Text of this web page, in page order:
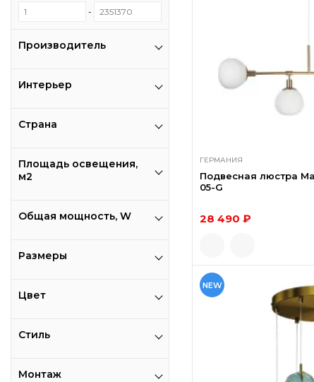
-
Производитель
Интерьер
Страна
Площадь освещения,
м2
Общая мощность, W
Размеры
Цвет
Стиль
Монтаж
ГЕРМАНИЯ
Подвесная люстра
05-G
28 490 ₽
NEW